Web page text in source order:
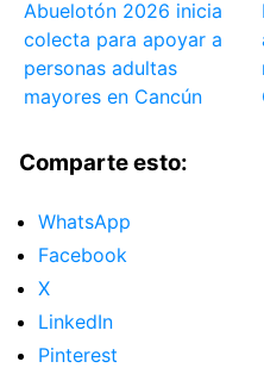
Abuelotón 2026 inicia
colecta para apoyar a
personas adultas
mayores en Cancún
Comparte esto:
WhatsApp
Facebook
X
LinkedIn
Pinterest